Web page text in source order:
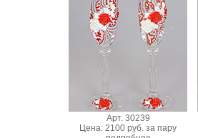
Арт. 30239
Цена: 2100 руб. за пару